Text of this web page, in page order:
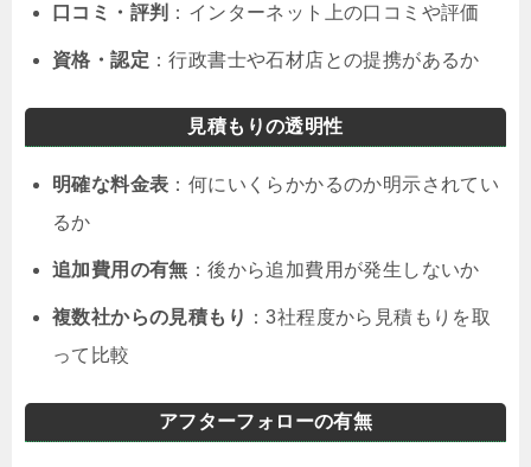
口コミ・評判 ：インターネット上の口コミや評価
資格・認定 ：行政書士や石材店との提携があるか
見積もりの透明性
明確な料金表 ：何にいくらかかるのか明示されてい
るか
追加費用の有無 ：後から追加費用が発生しないか
複数社からの見積もり ：3社程度から見積もりを取
って比較
アフターフォローの有無